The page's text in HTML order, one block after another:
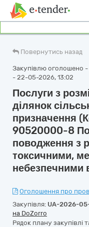
Повернутись назад
Закупівлю оголошено -
- 22-05-2026, 13:02
Послуги з
ділянок
призначення
90520000-8
поводження з
токсичними,
небезпечними
Оголошення про
Закупівля: UA-2026-
на DoZorro
Рядок плану закупівлі